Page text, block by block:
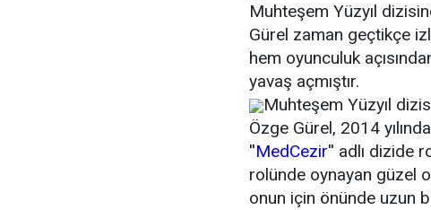
Muhteşem Yüzyıl
Gürel zaman geçtikçe
hem oyunculuk
yavaş açmıştır.
Muhteşem Yüzyıl
Özge Gürel, 2014
''MedCezir'' adlı dizide
rolünde oynayan güzel
onun için önünde uzun